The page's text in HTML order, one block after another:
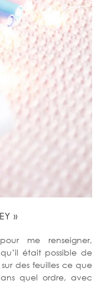
»
me renseigner,
était possible de
des feuilles ce que
quel ordre, avec